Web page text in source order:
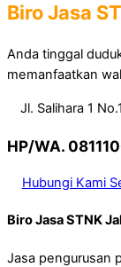
Biro Jasa
Anda tinggal
memanfaatkan
Jl. Salihara 1
HP/WA.
Hubungi Kami
Biro Jasa STNK
Jasa pengurusan